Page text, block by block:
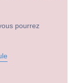
pourrez